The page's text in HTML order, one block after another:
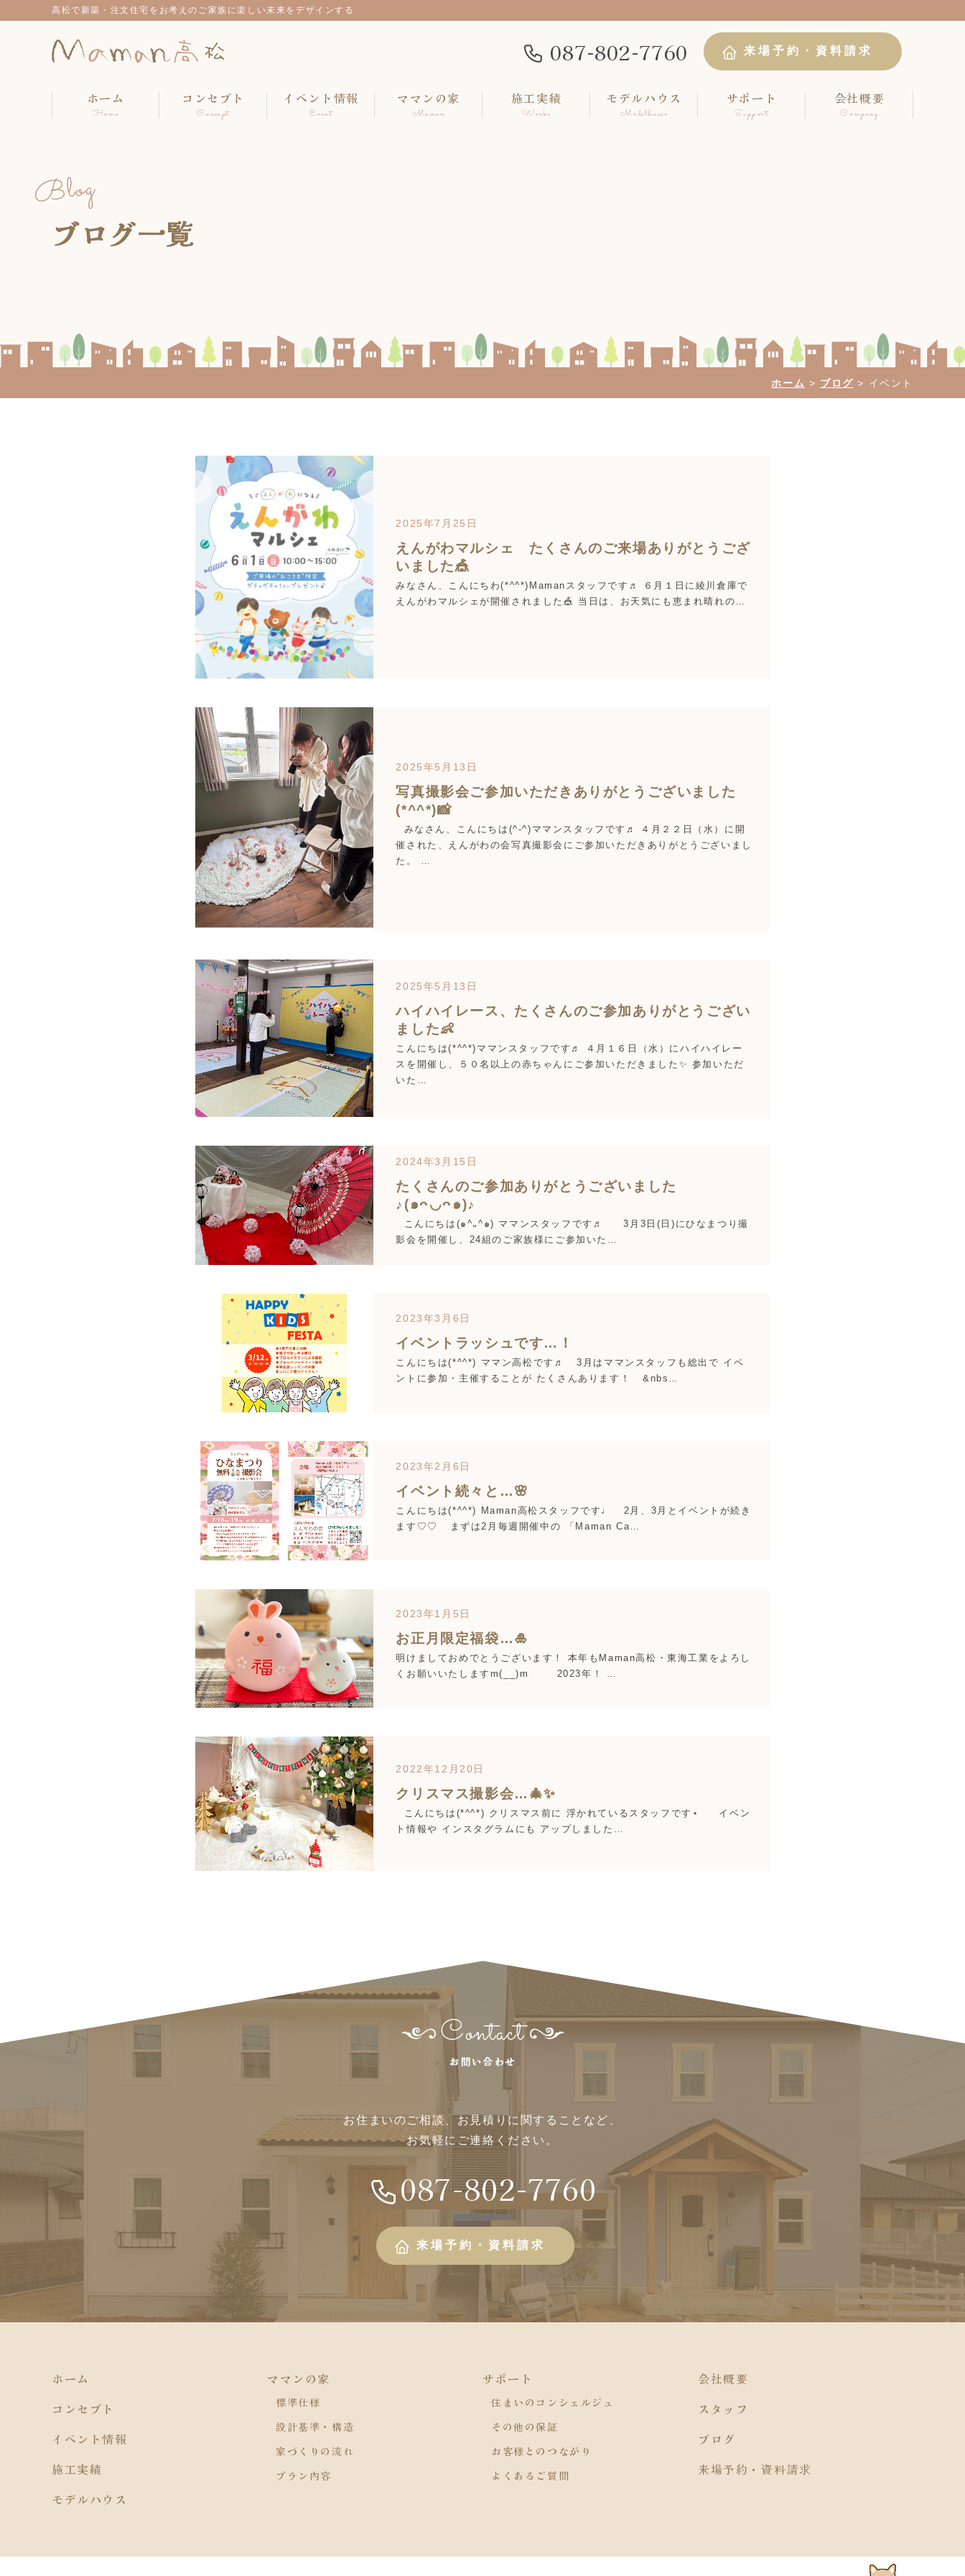
高松で新築・注文住宅をお考えのご家族に楽しい未来をデザインする
087-802-7760 来場予約・資料請求
ホーム
Home
コンセプト
Concept
イベント情報
Event
ママンの家
Maman
施工実績
Works
モデルハウス
Modelhouse
サポート
Support
会社概要
Company
ブログ一覧
Blog
ホーム > ブログ > イベント
2025年7月25日
えんがわマルシェ たくさんのご来場ありがとうござ
いました🎪
みなさん、こんにちわ(*^^*)Mamanスタッフです♬ ６月１日に綾川倉庫で
えんがわマルシェが開催されました🎪 当日は、お天気にも恵まれ晴れの…
2025年5月13日
写真撮影会ご参加いただきありがとうございました
(*^^*)📸
みなさん、こんにちは(^-^)ママンスタッフです♬ ４月２２日（水）に開
催された、えんがわの会写真撮影会にご参加いただきありがとうございまし
た。 …
2025年5月13日
ハイハイレース、たくさんのご参加ありがとうござい
ました👶
こんにちは(*^^*)ママンスタッフです♬ ４月１６日（水）にハイハイレー
スを開催し、５０名以上の赤ちゃんにご参加いただきました✨ 参加いただ
いた…
2024年3月15日
たくさんのご参加ありがとうございました
♪(๑ᴖ◡ᴖ๑)♪
こんにちは(๑^᎑^๑) ママンスタッフです♬ 3月3日(日)にひなまつり撮
影会を開催し、24組のご家族様にご参加いた…
2023年3月6日
イベントラッシュです…！
こんにちは(*^^*) ママン高松です♬ 3月はママンスタッフも総出で イベ
ントに参加・主催することが たくさんあります！ &nbs…
2023年2月6日
イベント続々と…🌸
こんにちは(*^^*) Maman高松スタッフです♩ 2月、3月とイベントが続き
ます♡♡ まずは2月毎週開催中の 「Maman Ca…
2023年1月5日
お正月限定福袋…🎍
明けましておめでとうございます！ 本年もMaman高松・東海工業をよろし
くお願いいたしますm(__)m 2023年！ …
2022年12月20日
クリスマス撮影会…🎄✨
こんにちは(*^^*) クリスマス前に 浮かれているスタッフです⋆ イベン
ト情報や インスタグラムにも アップしました…
Contact
お問い合わせ
お住まいのご相談、 お見積りに関することなど、
お気軽にご連絡ください。
087-802-7760
来場予約・資料請求
ホーム
コンセプト
イベント情報
施工実績
モデルハウス
ママンの家
標準仕様
設計基準・構造
家づくりの流れ
プラン内容
サポート
住まいのコンシェルジュ
その他の保証
お客様とのつながり
よくあるご質問
会社概要
スタッフ
ブログ
来場予約・資料請求